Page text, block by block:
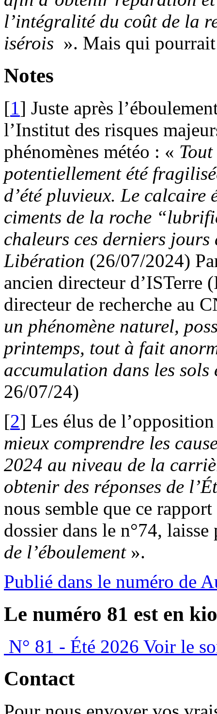
l’intégralité du coût de la
isérois ». Mais qui
Notes
[1] Juste après
l’Institut des risques
phénomènes météo : «
potentiellement été
d’été pluvieux. Le calcaire
ciments de la roche
chaleurs ces derniers
Libération (26/07/2024)
ancien directeur d’ISTerre
directeur de recherche au
un phénomène naturel,
printemps, tout à fait
accumulation dans les
26/07/24)
[2] Les élus de
mieux comprendre les
2024 au niveau de la
obtenir des réponses de
nous semble que ce
dossier dans le n°74,
de l’éboulement».
Publié dans le numéro de
Le numéro 81 est en
N° 81 - Été 2026 Voir le
Contact